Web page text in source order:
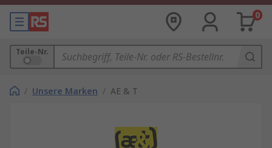
0
Teile-Nr.
/ Unsere Marken / AE & T